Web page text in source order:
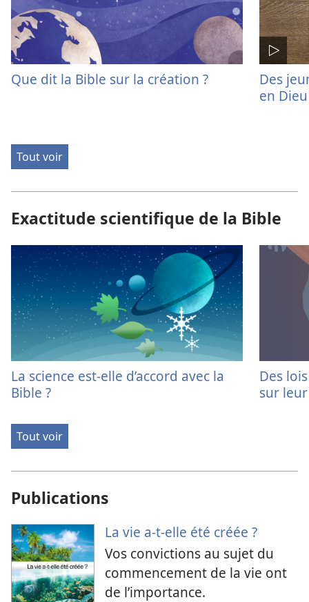
Que dit la Bible sur la création ?
Des
en Dieu
Tout voir
Exactitude scientifique de la Bible
La science est-elle d’accord avec la
Bible ?
Des
sur
Tout voir
Publications
La vie a-​t-​elle été créée ?
Vos convictions au sujet du
commencement de la vie ont
de l’importance.